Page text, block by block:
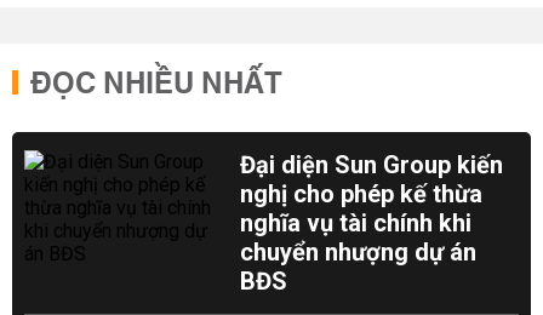
ĐỌC NHIỀU NHẤT
Đại diện Sun Group kiến
nghị cho phép kế thừa
nghĩa vụ tài chính khi
chuyển nhượng dự án
BĐS